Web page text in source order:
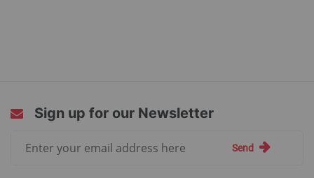
Sign up for our Newsletter
Send